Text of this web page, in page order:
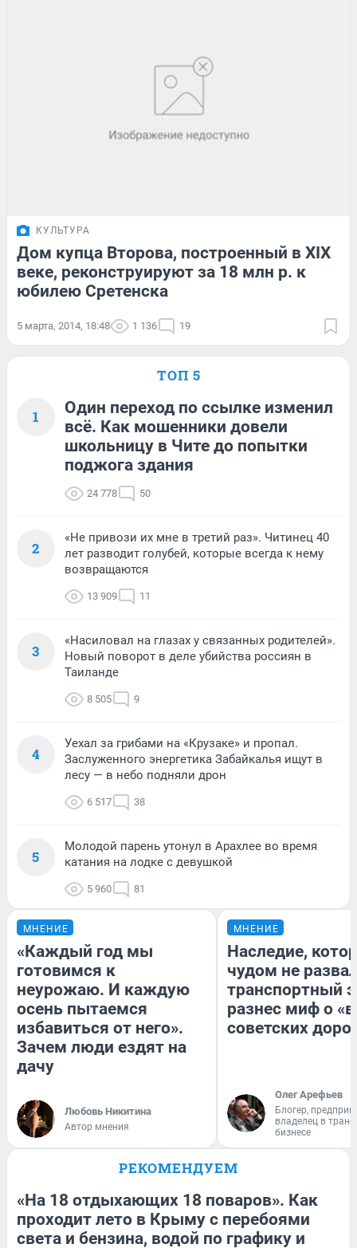
КУЛЬТУРА
Дом купца Второва, построенный в XIX
веке, реконструируют за 18 млн р. к
юбилею Сретенска
5 марта, 2014, 18:48 1 136 19
ТОП 5
1
Один переход по ссылке изменил
всё. Как мошенники довели
школьницу в Чите до попытки
поджога здания
24 778 50
2
«Не привози их мне в третий раз». Читинец 40
лет разводит голубей, которые всегда к нему
возвращаются
13 909 11
3
«Насиловал на глазах у связанных родителей».
Новый поворот в деле убийства россиян в
Таиланде
8 505 9
4
Уехал за грибами на «Крузаке» и пропал.
Заслуженного энергетика Забайкалья ищут в
лесу — в небо подняли дрон
6 517 38
5
Молодой парень утонул в Арахлее во время
катания на лодке с девушкой
5 960 81
МНЕНИЕ
«Каждый год мы
готовимся к
неурожаю. И каждую
осень пытаемся
избавиться от него».
Зачем люди ездят на
дачу
Любовь Никитина
Автор мнения
МНЕНИЕ
Наследие,
чудом не
транспортный
разнес миф о
советских
Олег Арефьев
Блогер,
владелец в
бизнесе
РЕКОМЕНДУЕМ
«На 18 отдыхающих 18 поваров». Как
проходит лето в Крыму с перебоями
света и бензина, водой по графику и